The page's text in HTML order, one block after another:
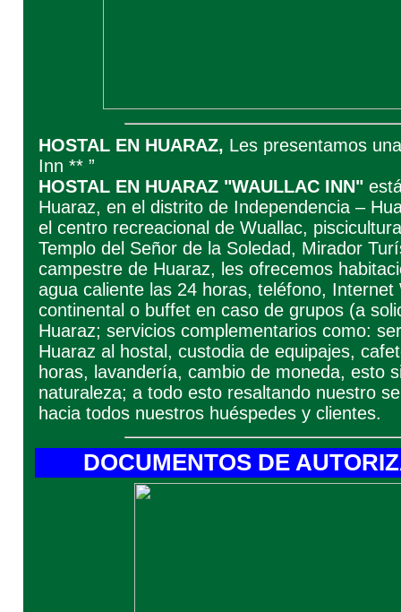
HOSTAL EN HUARAZ, Les presentamos
Inn ** ”
HOSTAL EN HUARAZ "WAULLAC INN"
Huaraz, en el distrito de Independencia –
el centro recreacional de Wuallac,
Templo del Señor de la Soledad, Mirador
campestre de Huaraz, les ofrecemos
agua caliente las 24 horas, teléfono,
continental o buffet en caso de grupos (a
Huaraz; servicios complementarios como:
Huaraz al hostal, custodia de equipajes,
horas, lavandería, cambio de moneda, esto
naturaleza; a todo esto resaltando nuestro
hacia todos nuestros huéspedes y clientes.
DOCUMENTOS DE